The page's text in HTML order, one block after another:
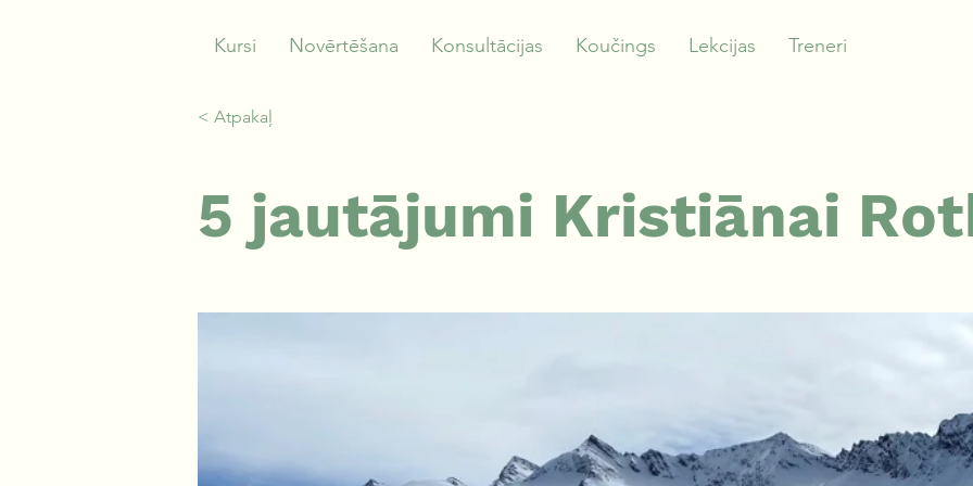
Kursi Novērtēšana Konsultācijas Koučings Lekcijas Treneri
< Atpakaļ
5 jautājumi Kristiānai